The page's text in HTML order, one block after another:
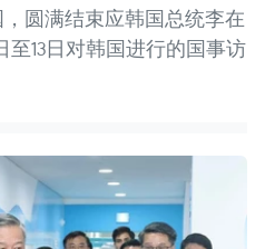
圆满结束应韩国总统李在
至13日对韩国进行的国事访